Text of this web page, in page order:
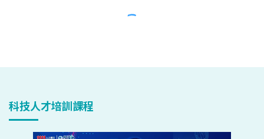
科技人才培訓課程